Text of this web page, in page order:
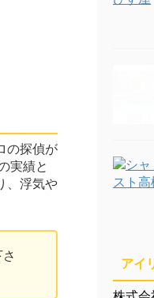
の探偵が
実績と
、浮気や
アイ